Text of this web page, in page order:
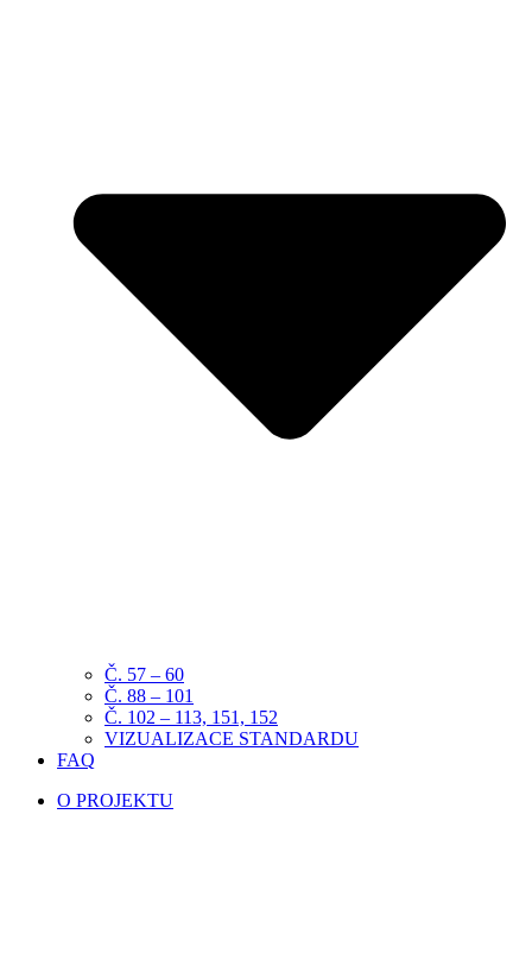
Č. 57 – 60
Č. 88 – 101
Č. 102 – 113, 151, 152
VIZUALIZACE STANDARDU
FAQ
O PROJEKTU